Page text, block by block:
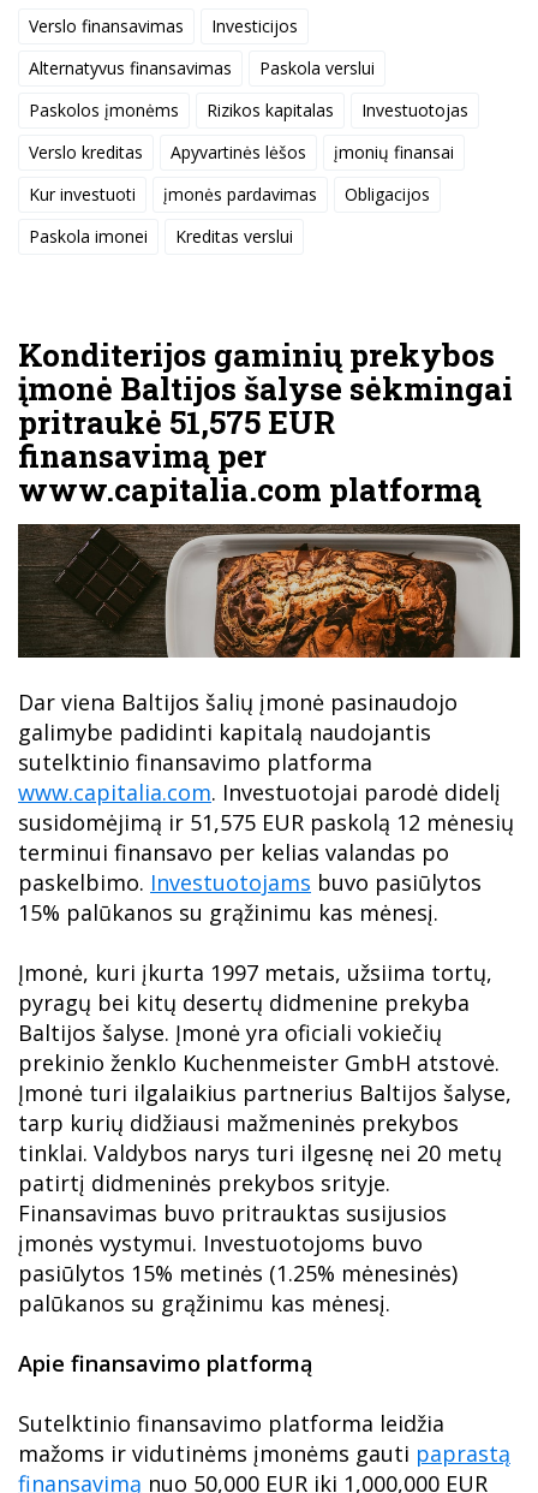
Konditerijos gaminių prekybos
įmonė Baltijos šalyse sėkmingai
pritraukė 51,575 EUR
finansavimą per
www.capitalia.com platformą
Dar viena Baltijos šalių įmonė pasinaudojo
galimybe padidinti kapitalą naudojantis
sutelktinio finansavimo platforma
www.capitalia.com. Investuotojai parodė didelį
susidomėjimą ir 51,575 EUR paskolą 12 mėnesių
terminui finansavo per kelias valandas po
paskelbimo. Investuotojams buvo pasiūlytos
15% palūkanos su grąžinimu kas mėnesį.
Įmonė, kuri įkurta 1997 metais, užsiima tortų,
pyragų bei kitų desertų didmenine prekyba
Baltijos šalyse. Įmonė yra oficiali vokiečių
prekinio ženklo Kuchenmeister GmbH atstovė.
Įmonė turi ilgalaikius partnerius Baltijos šalyse,
tarp kurių didžiausi mažmeninės prekybos
tinklai. Valdybos narys turi ilgesnę nei 20 metų
patirtį didmeninės prekybos srityje.
Finansavimas buvo pritrauktas susijusios
įmonės vystymui. Investuotojoms buvo
pasiūlytos 15% metinės (1.25% mėnesinės)
palūkanos su grąžinimu kas mėnesį.
Apie finansavimo platformą
Sutelktinio finansavimo platforma leidžia
mažoms ir vidutinėms įmonėms gauti paprastą
finansavimą nuo 50,000 EUR iki 1,000,000 EUR
Verslo finansavimas
Investicijos
Alternatyvus finansavimas
Paskola verslui
Paskolos įmonėms
Rizikos kapitalas
Investuotojas
Verslo kreditas
Apyvartinės lėšos
įmonių finansai
Kur investuoti
įmonės pardavimas
Obligacijos
Paskola imonei
Kreditas verslui